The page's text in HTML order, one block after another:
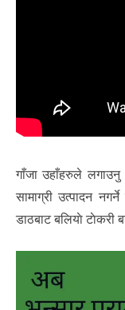
गाँजा उहाँहरुले
सामाग्री उत्पादन
डाठबाट बलियाे टाेकरी